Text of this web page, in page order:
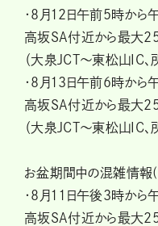
・8月12日午前5時から
高坂SA付近から最大
（大泉JCT～東松山IC
・8月13日午前6時から
高坂SA付近から最大
（大泉JCT～東松山IC
お盆期間中の混雑情報
・8月11日午後3時から
高坂SA付近から最大